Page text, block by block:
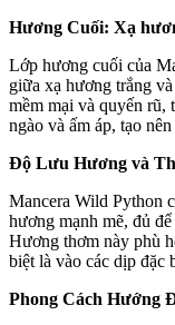
Hương Cuối: Xạ
Lớp hương cuối của
giữa xạ hương trắng
mềm mại và quyến rũ,
ngào và ấm áp, tạo
Độ Lưu Hương và
Mancera Wild Python
hương mạnh mẽ, đủ
Hương thơm này phù
biệt là vào các dịp đặc
Phong Cách Hướng